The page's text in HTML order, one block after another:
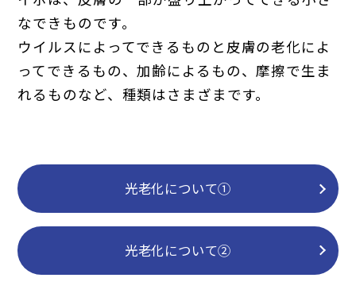
なできものです。
ウイルスによってできるものと皮膚の老化によ
ってできるもの、加齢によるもの、摩擦で生ま
れるものなど、種類はさまざまです。
光老化について①
光老化について②